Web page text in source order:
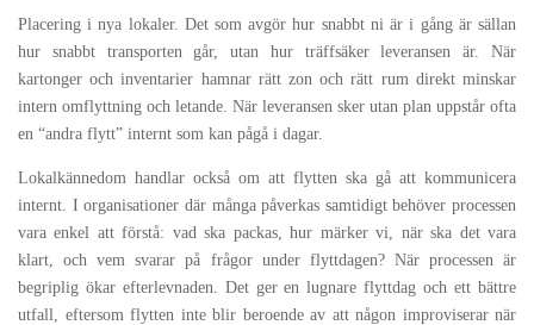
Placering i nya lokaler. Det som avgör hur snabbt ni är i gång är sällan
hur snabbt transporten går, utan hur träffsäker leveransen är. När
kartonger och inventarier hamnar rätt zon och rätt rum direkt minskar
intern omflyttning och letande. När leveransen sker utan plan uppstår ofta
en “andra flytt” internt som kan pågå i dagar.
Lokalkännedom handlar också om att flytten ska gå att kommunicera
internt. I organisationer där många påverkas samtidigt behöver processen
vara enkel att förstå: vad ska packas, hur märker vi, när ska det vara
klart, och vem svarar på frågor under flyttdagen? När processen är
begriplig ökar efterlevnaden. Det ger en lugnare flyttdag och ett bättre
utfall, eftersom flytten inte blir beroende av att någon improviserar när